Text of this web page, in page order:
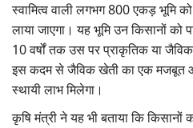
स्वामित्व वाली लगभग 800 एकड़ भूमि
लाया जाएगा। यह भूमि उन किसानों
10 वर्षों तक उस पर प्राकृतिक या
इस कदम से जैविक खेती का एक मजबूत
स्थायी लाभ मिलेगा।
कृषि मंत्री ने यह भी बताया कि किसानों